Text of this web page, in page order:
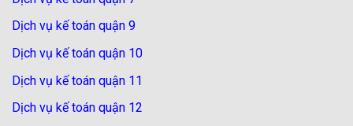
Dịch vụ kế toán quận 9
Dịch vụ kế toán quận 10
Dịch vụ kế toán quận 11
Dịch vụ kế toán quận 12